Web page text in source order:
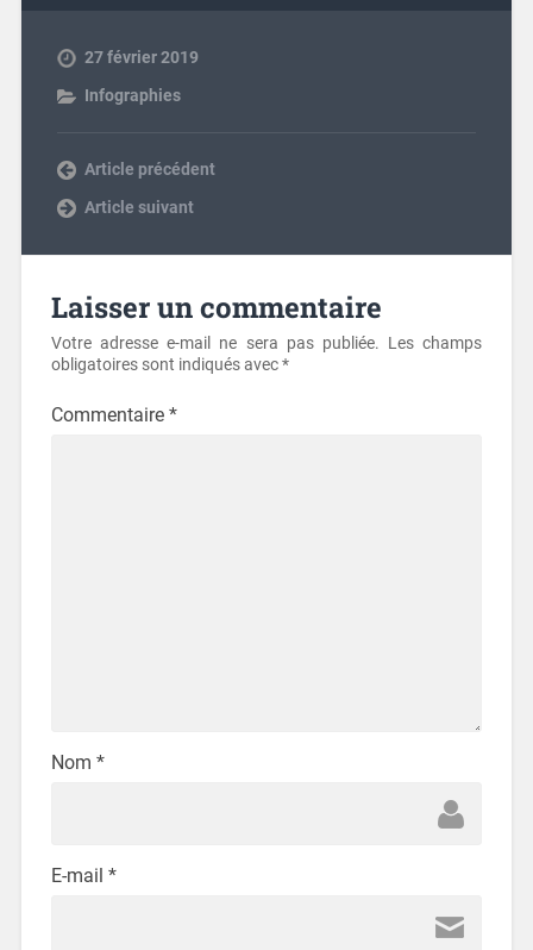
27 février 2019
Infographies
Previous post
Next post
Laisser un commentaire
Votre adresse e-mail ne sera pas publiée. Les champs
obligatoires sont indiqués avec*
Commentaire *
Nom *
E-mail *